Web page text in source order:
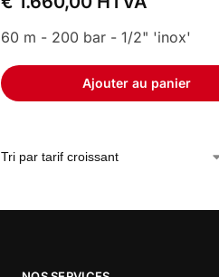
Ajouter au panier
60 m - 200 bar - 1/2" 'inox'